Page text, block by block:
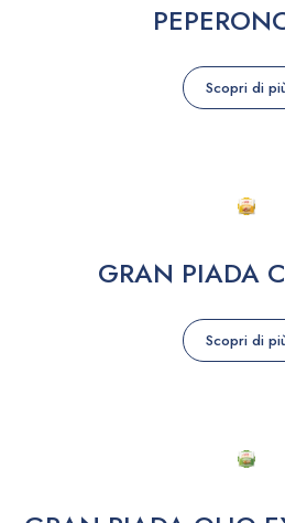
Scopri di
GRAN PIADA
Scopri di